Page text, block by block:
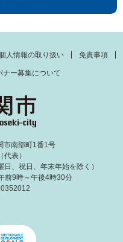
人情報の取り扱い 免責事項
ナー募集について
南部町1番1号
表）
、祝日、年末年始を除く）
前9時～午後4時30分